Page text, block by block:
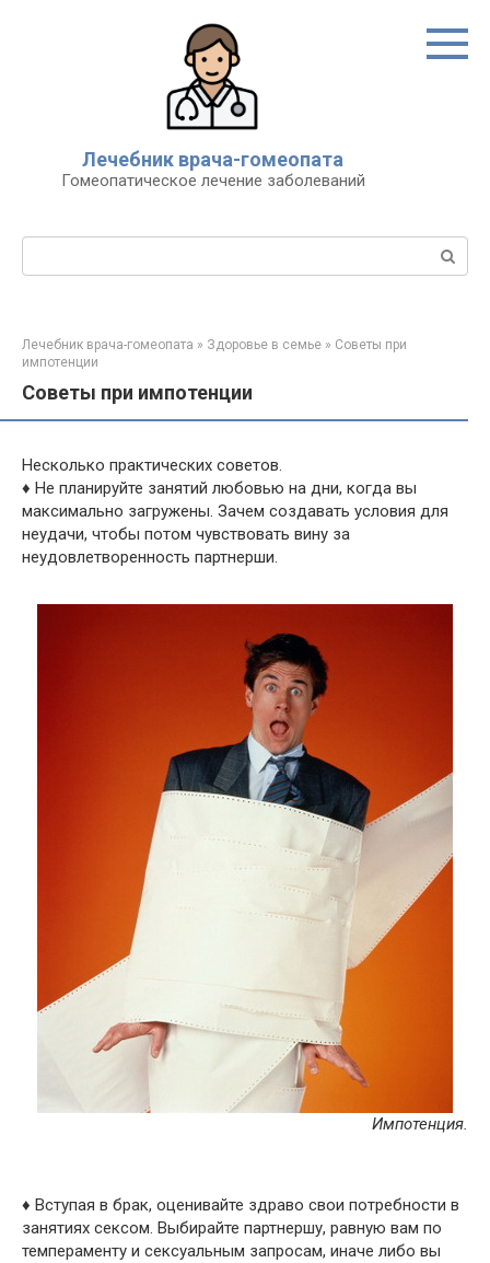
Лечебник врача-гомеопата
Гомеопатическое лечение заболеваний
Поиск:
Лечебник врача-гомеопата » Здоровье в семье » Советы при
импотенции
Советы при импотенции
Несколько практических советов.
♦ Не планируйте занятий любовью на дни, когда вы
максимально загружены. Зачем создавать условия для
неудачи, чтобы потом чувствовать вину за
неудовлетворенность партнерши.
Импотенция.
♦ Вступая в брак, оценивайте здраво свои потребности в
занятиях сексом. Выбирайте партнершу, равную вам по
темпераменту и сексуальным запросам, иначе либо вы